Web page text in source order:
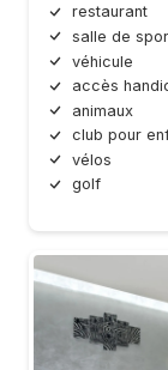
restaurant
salle de
véhicule
accès
animaux
club pour
vélos
golf